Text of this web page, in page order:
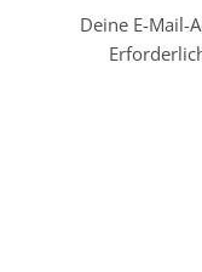
Deine E-Mail-